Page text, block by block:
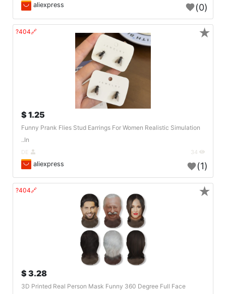
aliexpress (0)
🔗404?
1.25 $
Funny Prank Flies Stud Earrings For Women Realistic Simulation
In..
aliexpress (1)
★
🔗404?
3.28 $
3D Printed Real Person Mask Funny 360 Degree Full Face
★